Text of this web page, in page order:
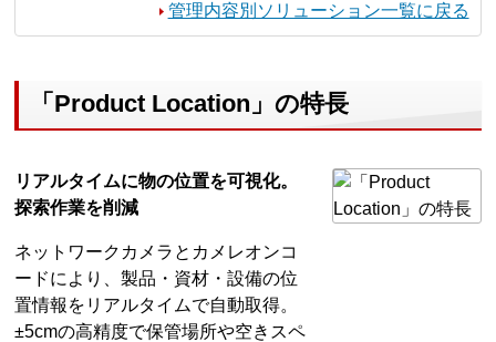
管理内容別ソリューション一覧に戻る
「Product Location」の特長
リアルタイムに物の位置を可視化。
探索作業を削減
ネットワークカメラとカメレオンコ
ードにより、製品・資材・設備の位
置情報をリアルタイムで自動取得。
±5cmの高精度で保管場所や空きスペ